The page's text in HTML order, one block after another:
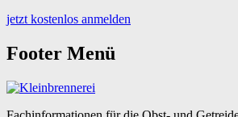
jetzt kostenlos anmelden
Footer Menü